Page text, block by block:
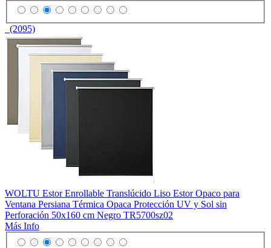
(2095)
WOLTU Estor Enrollable Translúcido Liso Estor Opaco para
Ventana Persiana Térmica Opaca Protección UV y Sol sin
Perforación 50x160 cm Negro TR5700sz02
Más Info